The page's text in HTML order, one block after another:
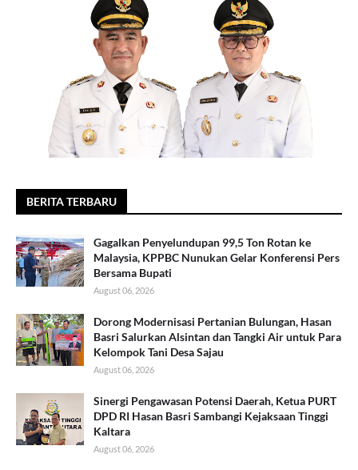
BERITA TERBARU
Gagalkan Penyelundupan 99,5 Ton Rotan ke
Malaysia, KPPBC Nunukan Gelar Konferensi Pers
Bersama Bupati
August 06, 2026
Dorong Modernisasi Pertanian Bulungan, Hasan
Basri Salurkan Alsintan dan Tangki Air untuk Para
Kelompok Tani Desa Sajau
August 06, 2026
Sinergi Pengawasan Potensi Daerah, Ketua PURT
DPD RI Hasan Basri Sambangi Kejaksaan Tinggi
Kaltara
August 06, 2026